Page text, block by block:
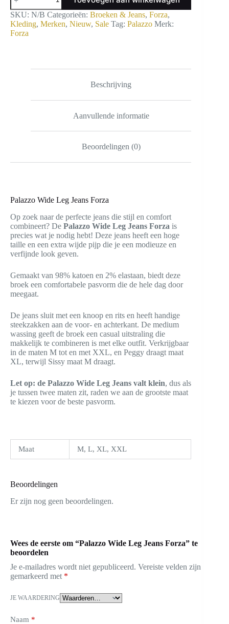
Leg
Jeans
Forza
aantal
SKU: N/B Categorieën: Broeken & Jeans, Forza,
Kleding, Merken, Nieuw, Sale Tag: Palazzo Merk:
Forza
Beschrijving
Aanvullende informatie
Beoordelingen (0)
Palazzo Wide Leg Jeans Forza
Op zoek naar de perfecte jeans die stijl en comfort
combineert? De Palazzo Wide Leg Jeans Forza is
precies wat je nodig hebt! Deze jeans heeft een hoge
taille en een extra wijde pijp die je een modieuze en
verfijnde look geven.
Gemaakt van 98% katoen en 2% elastaan, biedt deze
broek een comfortabele pasvorm die de hele dag door
meegaat.
De jeans sluit met een knoop en rits en heeft handige
steekzakken aan de voor- en achterkant. De medium
wassing geeft de broek een casual uitstraling die
makkelijk te combineren is met elke outfit. Verkrijgbaar
in de maten M tot en met XXL, en Peggy draagt maat
XL, terwijl Sissy maat M draagt.
Let op: de Palazzo Wide Leg Jeans valt klein, dus als
je tussen twee maten zit, raden we aan de grootste maat
te kiezen voor de beste pasvorm.
Maat M, L, XL, XXL
Beoordelingen
Er zijn nog geen beoordelingen.
Wees de eerste om “Palazzo Wide Leg Jeans Forza” te
beoordelen
Je e-mailadres wordt niet gepubliceerd. Vereiste velden zijn
gemarkeerd met *
JE WAARDERING
Naam *